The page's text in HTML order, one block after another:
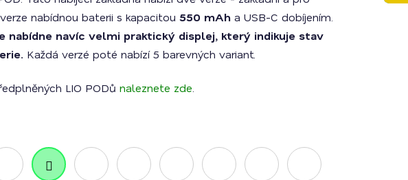
nabídnou baterii s kapacitou 550 mAh a USB-C dobíjením.
nabídne navíc velmi praktický displej, který indikuje stav
Každá verzé poté nabízí 5 barevných variant.
LIO PODů naleznete zde